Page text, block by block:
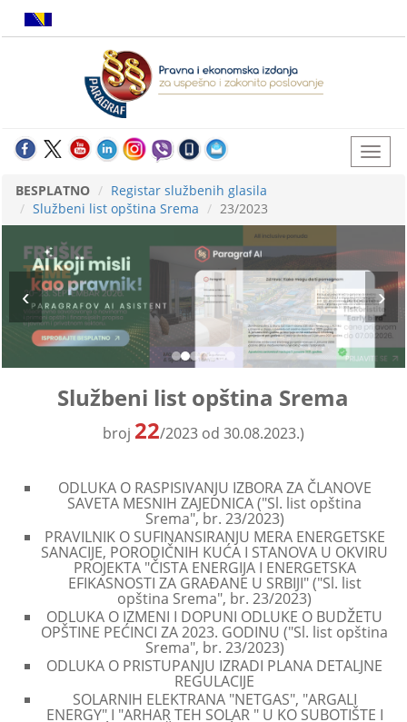
BESPLATNO
Registar službenih glasila
Službeni list opština Srema
23/2023
Službeni list opština Srema
broj 22/2023 od 30.08.2023.)
ODLUKA O RASPISIVANJU IZBORA ZA ČLANOVE
SAVETA MESNIH ZAJEDNICA ("Sl. list opština
Srema", br. 23/2023)
PRAVILNIK O SUFINANSIRANJU MERA ENERGETSKE
SANACIJE, PORODIČNIH KUĆA I STANOVA U OKVIRU
PROJEKTA "ČISTA ENERGIJA I ENERGETSKA
EFIKASNOSTI ZA GRAĐANE U SRBIJI" ("Sl. list
opština Srema", br. 23/2023)
ODLUKA O IZMENI I DOPUNI ODLUKE O BUDŽETU
OPŠTINE PEĆINCI ZA 2023. GODINU ("Sl. list opština
Srema", br. 23/2023)
ODLUKA O PRISTUPANJU IZRADI PLANA DETALJNE
REGULACIJE
SOLARNIH ELEKTRANA "NETGAS", "ARGALI
ENERGY" I "ARHAR TEH SOLAR " U KO SUBOTIŠTE I